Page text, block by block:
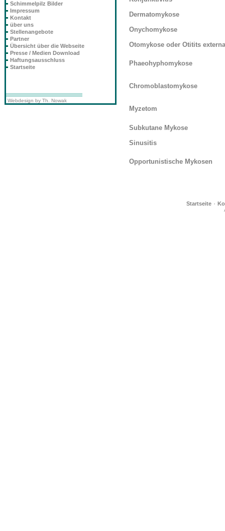
Dermatomykose
Onychomykose
Otomykose oder Otitits externa
Phaeohyphomykose
Chromoblastomykose
Myzetom
Subkutane Mykose
Sinusitis
Opportunistische Mykosen
Startseite·
Schimmelpilz Bilder
Impressum
Kontakt
über uns
Stellenangebote
Partner
Übersicht über die Webseite
Presse / Medien Download
Haftungsausschluss
Startseite
Webdesign by Th. Nowak